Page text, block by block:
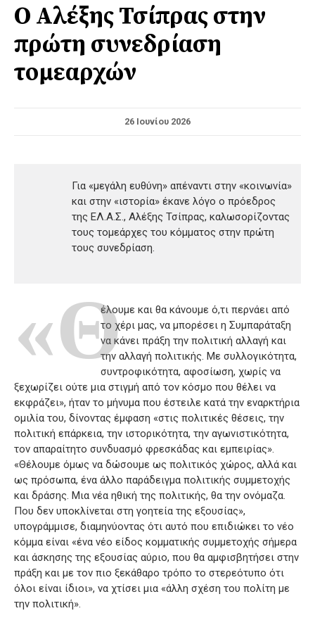
Ο Αλέξης Τσίπρας στην
πρώτη συνεδρίαση
τομεαρχών
26 Ιουνίου 2026
Για «μεγάλη ευθύνη» απέναντι στην «κοινωνία»
και στην «ιστορία» έκανε λόγο ο πρόεδρος
της ΕΛ.Α.Σ., Αλέξης Τσίπρας, καλωσορίζοντας
τους τομεάρχες του κόμματος στην πρώτη
τους συνεδρίαση.
«Θέλουμε και θα κάνουμε ό,τι περνάει από
το χέρι μας, να μπορέσει η Συμπαράταξη
να κάνει πράξη την πολιτική αλλαγή και
την αλλαγή πολιτικής. Με συλλογικότητα,
συντροφικότητα, αφοσίωση, χωρίς να
ξεχωρίζει ούτε μια στιγμή από τον κόσμο που θέλει να
εκφράζει», ήταν το μήνυμα που έστειλε κατά την εναρκτήρια
ομιλία του, δίνοντας έμφαση «στις πολιτικές θέσεις, την
πολιτική επάρκεια, την ιστορικότητα, την αγωνιστικότητα,
τον απαραίτητο συνδυασμό φρεσκάδας και εμπειρίας».
«Θέλουμε όμως να δώσουμε ως πολιτικός χώρος, αλλά και
ως πρόσωπα, ένα άλλο παράδειγμα πολιτικής συμμετοχής
και δράσης. Μια νέα ηθική της πολιτικής, θα την ονόμαζα.
Που δεν υποκλίνεται στη γοητεία της εξουσίας»,
υπογράμμισε, διαμηνύοντας ότι αυτό που επιδιώκει το νέο
κόμμα είναι «ένα νέο είδος κομματικής συμμετοχής σήμερα
και άσκησης της εξουσίας αύριο, που θα αμφισβητήσει στην
πράξη και με τον πιο ξεκάθαρο τρόπο το στερεότυπο ότι
όλοι είναι ίδιοι», να χτίσει μια «άλλη σχέση του πολίτη με
την πολιτική».